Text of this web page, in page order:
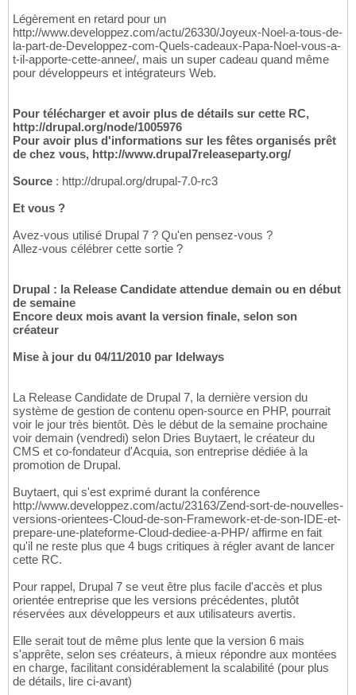
Légèrement en retard pour un
http://www.developpez.com/actu/26330/Joyeux-Noel-a-tous-de-
la-part-de-Developpez-com-Quels-cadeaux-Papa-Noel-vous-a-
t-il-apporte-cette-annee/, mais un super cadeau quand même
pour développeurs et intégrateurs Web.
Pour télécharger et avoir plus de détails sur cette RC,
http://drupal.org/node/1005976
Pour avoir plus d'informations sur les fêtes organisés prêt
de chez vous, http://www.drupal7releaseparty.org/
Source : http://drupal.org/drupal-7.0-rc3
Et vous ?
Avez-vous utilisé Drupal 7 ? Qu'en pensez-vous ?
Allez-vous célébrer cette sortie ?
Drupal : la Release Candidate attendue demain ou en début
de semaine
Encore deux mois avant la version finale, selon son
créateur
Mise à jour du 04/11/2010 par Idelways
La Release Candidate de Drupal 7, la dernière version du
système de gestion de contenu open-source en PHP, pourrait
voir le jour très bientôt. Dès le début de la semaine prochaine
voir demain (vendredi) selon Dries Buytaert, le créateur du
CMS et co-fondateur d'Acquia, son entreprise dédiée à la
promotion de Drupal.
Buytaert, qui s'est exprimé durant la conférence
http://www.developpez.com/actu/23163/Zend-sort-de-nouvelles-
versions-orientees-Cloud-de-son-Framework-et-de-son-IDE-et-
prepare-une-plateforme-Cloud-dediee-a-PHP/ affirme en fait
qu'il ne reste plus que 4 bugs critiques à régler avant de lancer
cette RC.
Pour rappel, Drupal 7 se veut être plus facile d'accès et plus
orientée entreprise que les versions précédentes, plutôt
réservées aux développeurs et aux utilisateurs avertis.
Elle serait tout de même plus lente que la version 6 mais
s'apprête, selon ses créateurs, à mieux répondre aux montées
en charge, facilitant considérablement la scalabilité (pour plus
de détails, lire ci-avant)